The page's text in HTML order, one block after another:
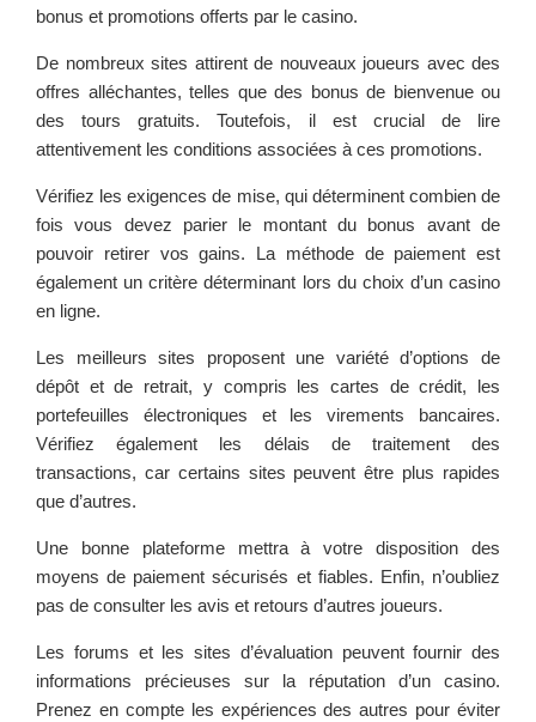
bonus et promotions offerts par le casino.
De nombreux sites attirent de nouveaux joueurs avec des
offres alléchantes, telles que des bonus de bienvenue ou
des tours gratuits. Toutefois, il est crucial de lire
attentivement les conditions associées à ces promotions.
Vérifiez les exigences de mise, qui déterminent combien de
fois vous devez parier le montant du bonus avant de
pouvoir retirer vos gains. La méthode de paiement est
également un critère déterminant lors du choix d’un casino
en ligne.
Les meilleurs sites proposent une variété d’options de
dépôt et de retrait, y compris les cartes de crédit, les
portefeuilles électroniques et les virements bancaires.
Vérifiez également les délais de traitement des
transactions, car certains sites peuvent être plus rapides
que d’autres.
Une bonne plateforme mettra à votre disposition des
moyens de paiement sécurisés et fiables. Enfin, n’oubliez
pas de consulter les avis et retours d’autres joueurs.
Les forums et les sites d’évaluation peuvent fournir des
informations précieuses sur la réputation d’un casino.
Prenez en compte les expériences des autres pour éviter